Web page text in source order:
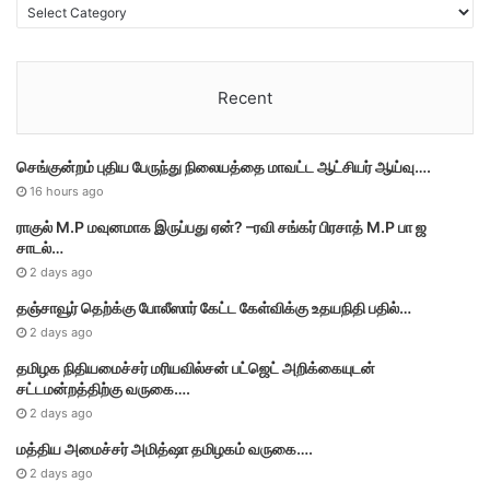
a
i
e
Recent
செங்குன்றம் புதிய பேருந்து நிலையத்தை மாவட்ட ஆட்சியர் ஆய்வு….
16 hours ago
ராகுல் M.P மவுனமாக இருப்பது ஏன்? –ரவி சங்கர் பிரசாத் M.P பா ஜ
சாடல்…
2 days ago
தஞ்சாவூர் தெற்க்கு போலீஸார் கேட்ட கேள்விக்கு உதயநிதி பதில்…
2 days ago
தமி​ழ​க நிதியமைச்சர் மரியவில்சன் பட்ஜெட் அறிக்கையுடன்
சட்டமன்றத்திற்கு வருகை….
2 days ago
மத்திய அமைச்சர் அமித்ஷா தமிழகம் வருகை….
2 days ago